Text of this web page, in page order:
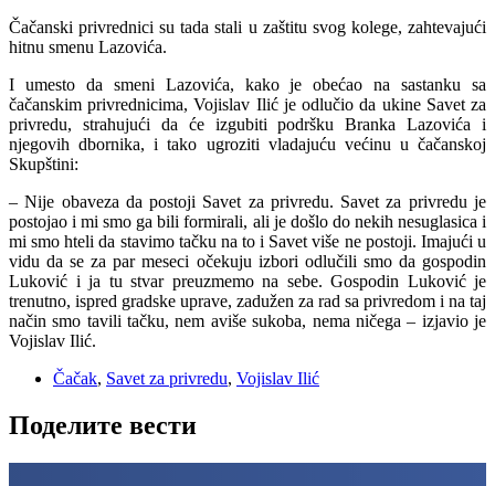
Čačanski privrednici su tada stali u zaštitu svog kolege, zahtevajući
hitnu smenu Lazovića.
I umesto da smeni Lazovića, kako je obećao na sastanku sa
čačanskim privrednicima, Vojislav Ilić je odlučio da ukine Savet za
privredu, strahujući da će izgubiti podršku Branka Lazovića i
njegovih dbornika, i tako ugroziti vladajuću većinu u čačanskoj
Skupštini:
– Nije obaveza da postoji Savet za privredu. Savet za privredu je
postojao i mi smo ga bili formirali, ali je došlo do nekih nesuglasica i
mi smo hteli da stavimo tačku na to i Savet više ne postoji. Imajući u
vidu da se za par meseci očekuju izbori odlučili smo da gospodin
Luković i ja tu stvar preuzmemo na sebe. Gospodin Luković je
trenutno, ispred gradske uprave, zadužen za rad sa privredom i na taj
način smo tavili tačku, nem aviše sukoba, nema ničega – izjavio je
Vojislav Ilić.
Čačak, Savet za privredu, Vojislav Ilić
Поделите вести